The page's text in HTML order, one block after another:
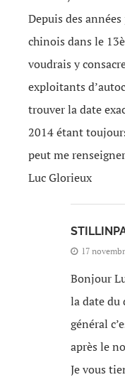
Depuis des
chinois dans le
voudrais y
exploitants
trouver la date
2014 étant
peut me
Luc Glorieux
17
Bonjour
la date du
général
après le
Je vous